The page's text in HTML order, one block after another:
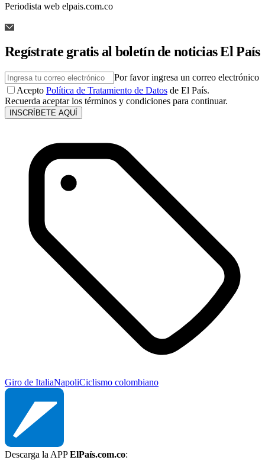
Periodista web elpais.com.co
Regístrate gratis al boletín de noticias El País
Por favor ingresa un correo electrónico
Acepto Política de Tratamiento de Datos de El País.
Recuerda aceptar los términos y condiciones para continuar.
INSCRÍBETE AQUÍ
Giro de ItaliaNapoliCiclismo colombiano
Descarga la APPElPaís.com.co: